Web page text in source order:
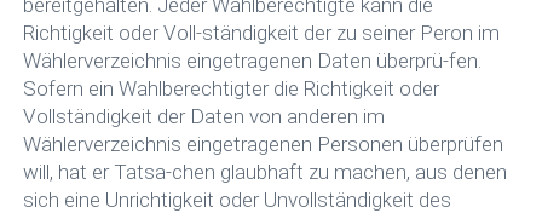
bereitgehalten. Jeder Wahlberechtigte kann die
Richtigkeit oder Voll-ständigkeit der zu seiner Peron im
Wählerverzeichnis eingetragenen Daten überprü-fen.
Sofern ein Wahlberechtigter die Richtigkeit oder
Vollständigkeit der Daten von anderen im
Wählerverzeichnis eingetragenen Personen überprüfen
will, hat er Tatsa-chen glaubhaft zu machen, aus denen
sich eine Unrichtigkeit oder Unvollständigkeit des